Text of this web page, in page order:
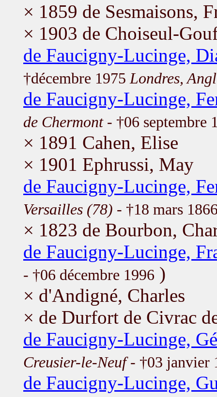
× 1859 de Sesmaisons,
× 1903 de Choiseul-
de Faucigny-Lucinge,
†décembre 1975 Londres,
de Faucigny-Lucinge,
de Chermont- †06 septembre
× 1891 Cahen, Elise
× 1901 Ephrussi, May
de Faucigny-Lucinge,
Versailles (78) - †18 mars
× 1823 de Bourbon,
de Faucigny-Lucinge,
- †06 décembre 1996 )
× d'Andigné, Charles
× de Durfort de Civrac
de Faucigny-Lucinge,
Creusier-le-Neuf- †03 janvier
de Faucigny-Lucinge,